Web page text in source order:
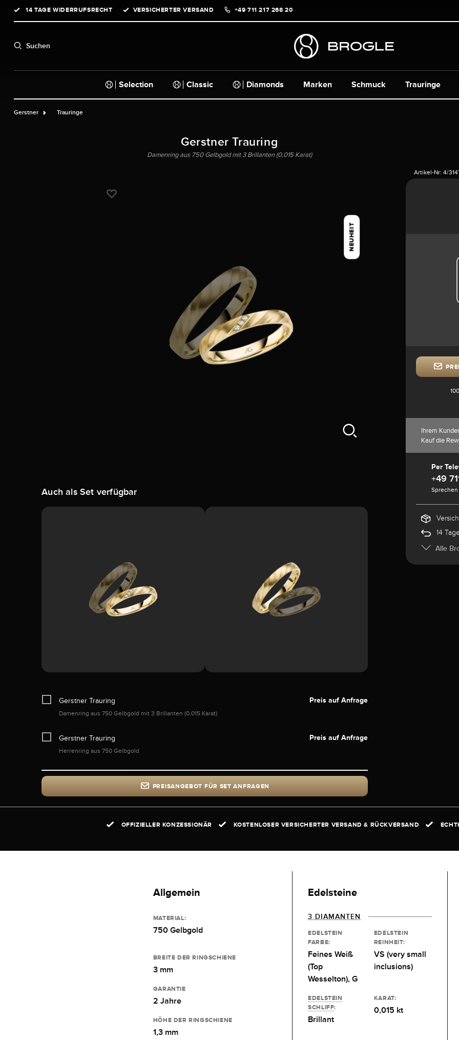
Zur Hauptnavigation springen
14 TAGE WIDERRUFSRECHT VERSICHERTER VERSAND +49 711 217 268 20
Suchen
Selection Classic Diamonds Marken Schmuck Trauringe
Gerstner Trauringe
Gerstner Trauring
Damenring aus 750 Gelbgold mit 3 Brillanten (0,015 Karat)
NEUHEIT
Auch als Set verfügbar
Gerstner Trauring
Damenring aus 750 Gelbgold mit 3 Brillanten (0,015 Karat)
Preis auf Anfrage
Gerstner Trauring
Herrenring aus 750 Gelbgold
Preis auf Anfrage
PREISANGEBOT FÜR SET ANFRAGEN
Artikel-Nr: 4/
Ihrem
Kauf die
Per
+49
14
Alle
OFFIZIELLER KONZESSIONÄR KOSTENLOSER VERSICHERTER VERSAND & RÜCKVERSAND
Allgemein
MATERIAL:
750 Gelbgold
BREITE DER RINGSCHIENE
3 mm
GARANTIE
2 Jahre
HÖHE DER RINGSCHIENE
1,3 mm
Edelsteine
3 DIAMANTEN
EDELSTEIN
FARBE:
Feines Weiß
(Top
Wesselton), G
EDELSTEIN
REINHEIT:
VS (very small
inclusions)
EDELSTEIN
SCHLIFF:
Brillant
KARAT:
0,015 kt